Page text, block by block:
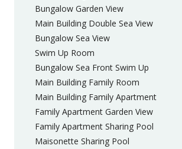
Bungalow Garden View
Main Building Double Sea View
Bungalow Sea View
Swim Up Room
Bungalow Sea Front Swim Up
Main Building Family Room
Main Building Family Apartment
Family Apartment Garden View
Family Apartment Sharing Pool
Maisonette Sharing Pool